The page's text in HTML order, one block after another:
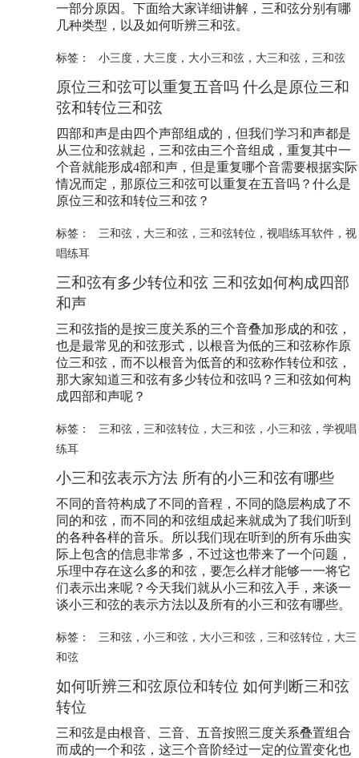
一部分原因。下面给大家详细讲解，三和弦分别有哪
几种类型，以及如何听辨三和弦。
标签： 小三度， 大三度， 大小三和弦， 大三和弦， 三和弦
原位三和弦可以重复五音吗 什么是原位三和
弦和转位三和弦
四部和声是由四个声部组成的，但我们学习和声都是
从三位和弦就起，三和弦由三个音组成，重复其中一
个音就能形成4部和声，但是重复哪个音需要根据实际
情况而定，那原位三和弦可以重复在五音吗？什么是
原位三和弦和转位三和弦？
标签： 三和弦， 大三和弦， 三和弦转位 ， 视唱练耳软件， 视
唱练耳
三和弦有多少转位和弦 三和弦如何构成四部
和声
三和弦指的是按三度关系的三个音叠加形成的和弦，
也是最常见的和弦形式，以根音为低的三和弦称作原
位三和弦，而不以根音为低音的和弦称作转位和弦，
那大家知道三和弦有多少转位和弦吗？三和弦如何构
成四部和声呢？
标签： 三和弦， 三和弦转位 ， 大三和弦， 小三和弦， 学视唱
练耳
小三和弦表示方法 所有的小三和弦有哪些
不同的音符构成了不同的音程，不同的隐层构成了不
同的和弦，而不同的和弦组成起来就成为了我们听到
的各种各样的音乐。所以我们现在听到的所有乐曲实
际上包含的信息非常多，不过这也带来了一个问题，
乐理中存在这么多的和弦，要怎么样才能够一一将它
们表示出来呢？今天我们就从小三和弦入手，来谈一
谈小三和弦的表示方法以及所有的小三和弦有哪些。
标签： 三和弦， 小三和弦， 大小三和弦， 三和弦转位 ， 大三
和弦
如何听辨三和弦原位和转位 如何判断三和弦
转位
三和弦是由根音、三音、五音按照三度关系叠置组合
而成的一个和弦，这三个音阶经过一定的位置变化也